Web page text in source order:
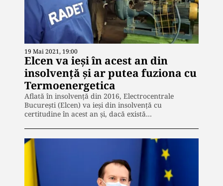
19 Mai 2021, 19:00
Elcen va ieși în acest an din
insolvență și ar putea fuziona cu
Termoenergetica
Aflată în insolvență din 2016, Electrocentrale
Bucureşti (Elcen) va ieşi din insolvenţă cu
certitudine în acest an şi, dacă există…